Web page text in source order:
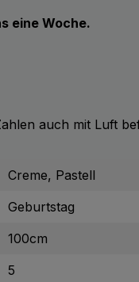
eine Woche.
auch mit Luft
Creme, Pastell
Geburtstag
100cm
5